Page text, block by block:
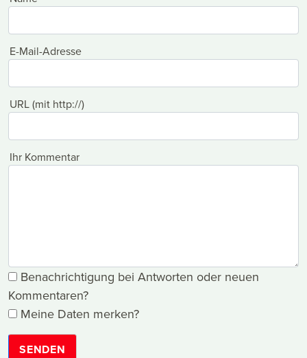
E-Mail-Adresse
URL (mit http://)
Ihr Kommentar
Benachrichtigung bei Antworten oder neuen
Kommentaren?
Meine Daten merken?
SENDEN